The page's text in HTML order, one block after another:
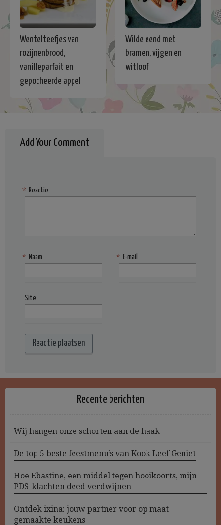
Wentelteefjes van
rozijnenbrood,
vanilleparfait en
gepocheerde appel
Wilde eend met
bramen, vijgen en
witloof
Add Your Comment
Reactie
*
Naam
* E-mail
*
Site
Recente berichten
Wij hangen onze schorten aan de haak
De top 5 beste feestmenu’s van Kook Leef Geniet
Hoe Ebastine, een middel tegen hooikoorts, mijn
PDS-klachten deed verdwijnen
Ontdek ixina: jouw partner voor op maat
gemaakte keukens